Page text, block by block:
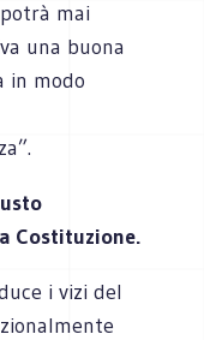
mai
una buona
in modo
Costituzione.
i vizi del